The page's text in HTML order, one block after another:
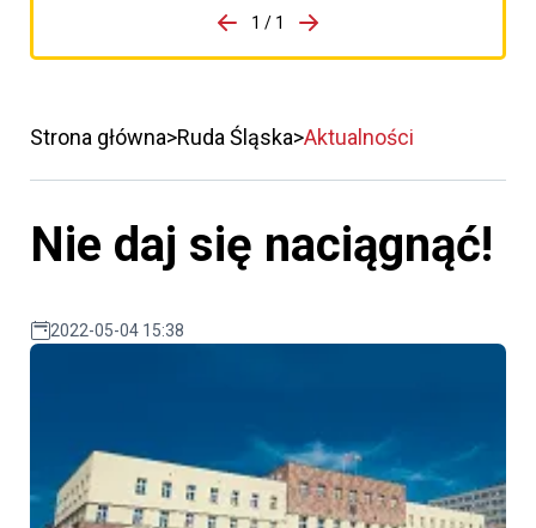
porzpedniego komunikatu
1 / 1
Przejdź do następnego
Strona główna Ruda Śląska Aktualności
Nie daj się naciągnąć!
2022-05-04 15:38